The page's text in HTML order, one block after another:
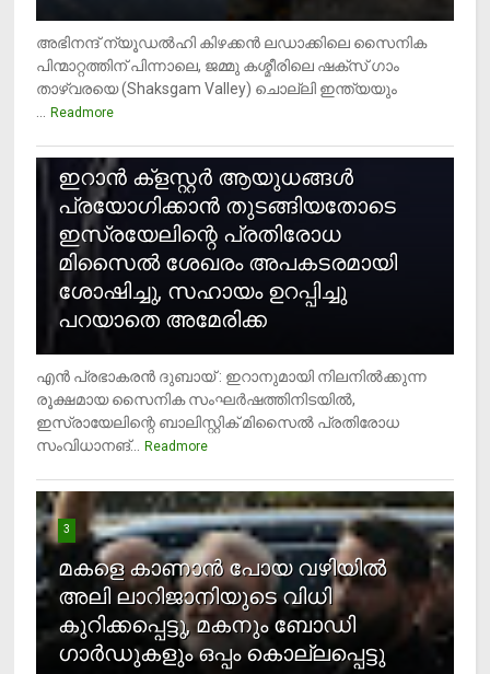
അഭിനന്ദ് ന്യൂഡൽഹി കിഴക്കൻ ലഡാക്കിലെ സൈനിക
പിന്മാറ്റത്തിന് പിന്നാലെ, ജമ്മു കശ്മീരിലെ ഷക്സ് ​ഗാം
താഴ്‌വരയെ (Shaksgam Valley) ചൊല്ലി ഇന്ത്യയും
Readmore
ഇറാന്‍ ക്‌ളസ്റ്റര്‍ ആയുധങ്ങള്‍
പ്രയോഗിക്കാന്‍ തുടങ്ങിയതോടെ
ഇസ്രയേലിന്റെ പ്രതിരോധ
മിസൈല്‍ ശേഖരം അപകടരമായി
ശോഷിച്ചു, സഹായം ഉറപ്പിച്ചു
പറയാതെ അമേരിക്ക
എന്‍ പ്രഭാകരന്‍ ദുബായ് : ഇറാനുമായി നിലനില്‍ക്കുന്ന
രൂക്ഷമായ സൈനിക സംഘര്‍ഷത്തിനിടയില്‍,
ഇസ്രായേലിന്റെ ബാലിസ്റ്റിക് മിസൈല്‍ പ്രതിരോധ
സംവിധാനങ്...
Readmore
3
മകളെ കാണാന്‍ പോയ വഴിയില്‍
അലി ലാറിജാനിയുടെ വിധി
കുറിക്കപ്പെട്ടു, മകനും ബോഡി
ഗാര്‍ഡുകളും ഒപ്പം കൊല്ലപ്പെട്ടു